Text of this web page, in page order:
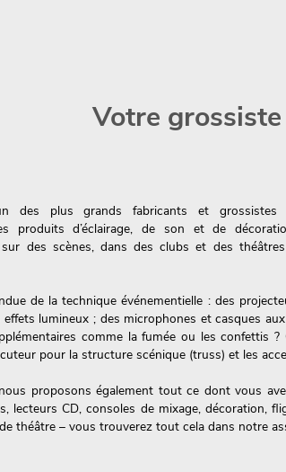
Votre
des plus grands fabricants et grossistes
produits d’éclairage, de son et de
des scènes, dans des clubs et des
de la technique événementielle : des
lumineux ; des microphones et casques
comme la fumée ou les confettis
pour la structure scénique (truss) et les
proposons également tout ce dont vous
lecteurs CD, consoles de mixage, décoration,
théâtre – vous trouverez tout cela dans notre